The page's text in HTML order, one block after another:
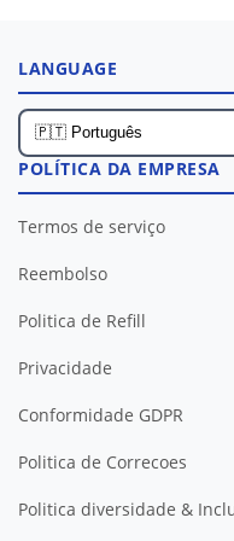
LANGUAGE
POLÍTICA DA EMPRESA
Termos de serviço
Reembolso
Politica de Refill
Privacidade
Conformidade GDPR
Politica de Correcoes
Politica diversidade &